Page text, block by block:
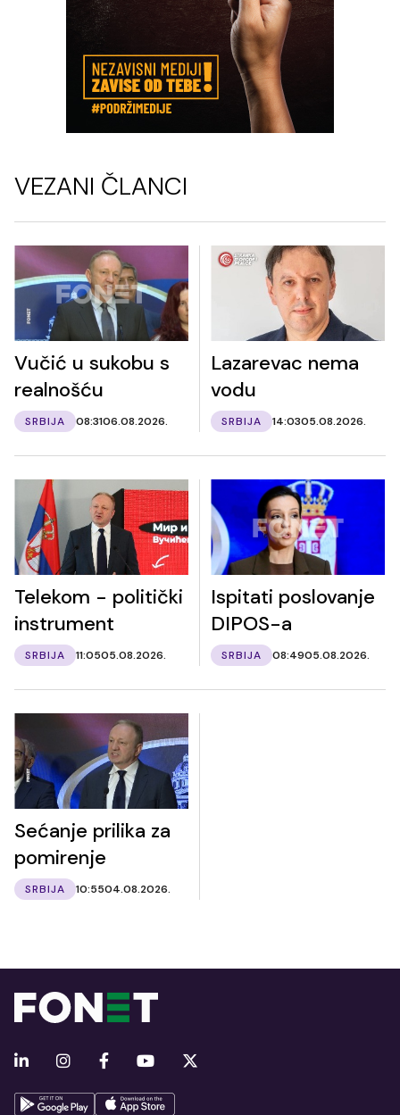
VEZANI ČLANCI
Vučić u sukobu s
realnošću
SRBIJA 08:3106.08.2026.
Lazarevac nema
vodu
SRBIJA 14:0305.08.2026.
Telekom - politički
instrument
SRBIJA 11:0505.08.2026.
Ispitati poslovanje
DIPOS-a
SRBIJA 08:4905.08.2026.
Sećanje prilika za
pomirenje
SRBIJA 10:5504.08.2026.